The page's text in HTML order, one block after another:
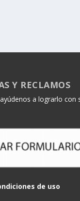
Y RECLAMOS
a lograrlo con
de uso